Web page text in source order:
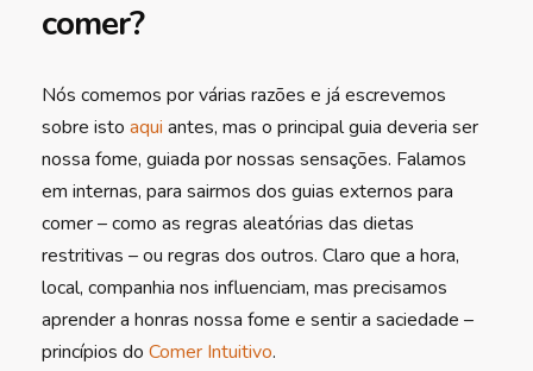
comer?
Nós comemos por várias razões e já escrevemos
sobre isto aqui antes, mas o principal guia deveria ser
nossa fome, guiada por nossas sensações. Falamos
em internas, para sairmos dos guias externos para
comer – como as regras aleatórias das dietas
restritivas – ou regras dos outros. Claro que a hora,
local, companhia nos influenciam, mas precisamos
aprender a honras nossa fome e sentir a saciedade –
princípios do Comer Intuitivo.